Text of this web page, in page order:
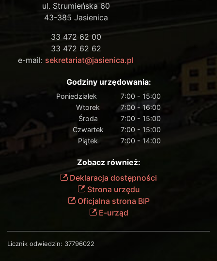
ul. Strumieńska 60
43-385 Jasienica
33 472 62 00
33 472 62 62
e-mail: sekretariat@jasienica.pl
Godziny urzędowania:
Poniedziałek
7:00 - 15:00
Wtorek
7:00 - 16:00
Środa
7:00 - 15:00
Czwartek
7:00 - 15:00
Piątek
7:00 - 14:00
Zobacz również:
Deklaracja dostępności
Strona urzędu
Oficjalna strona BIP
E-urząd
Licznik odwiedzin: 37796022